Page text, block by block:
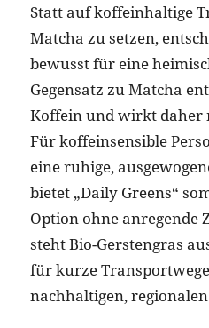
Statt auf koffeinhaltige
Matcha zu setzen,
bewusst für eine
Gegensatz zu Matcha
Koffein und wirkt daher
Für koffeinsensible
eine ruhige,
bietet „Daily Greens“
Option ohne anregende
steht Bio-Gerstengras
für kurze
nachhaltigen,